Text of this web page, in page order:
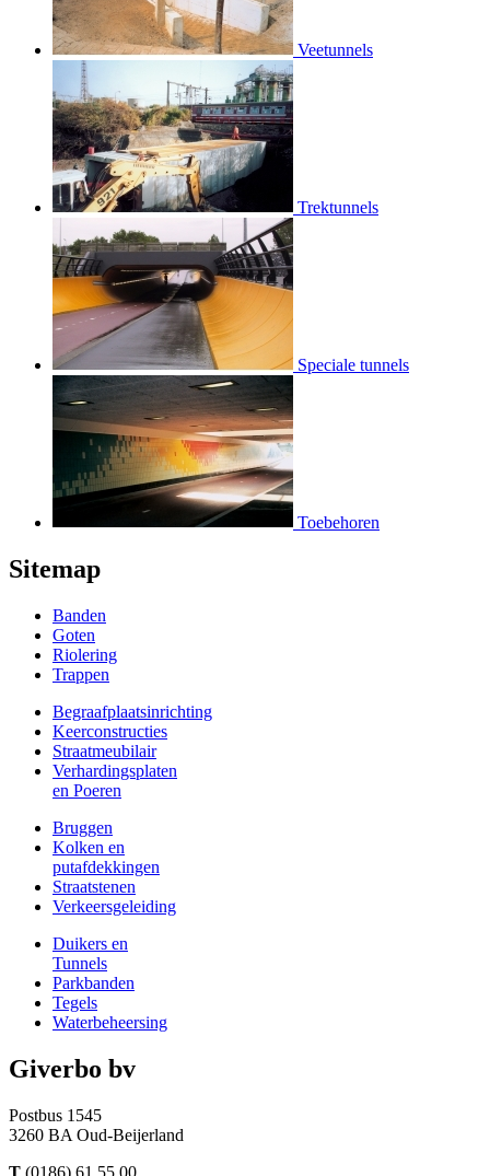
Veetunnels
Trektunnels
Speciale tunnels
Toebehoren
Sitemap
Banden
Goten
Riolering
Trappen
Begraafplaatsinrichting
Keerconstructies
Straatmeubilair
Verhardingsplaten
en Poeren
Bruggen
Kolken en
putafdekkingen
Straatstenen
Verkeersgeleiding
Duikers en
Tunnels
Parkbanden
Tegels
Waterbeheersing
Giverbo bv
Postbus 1545
3260 BA Oud-Beijerland
T (0186) 61 55 00